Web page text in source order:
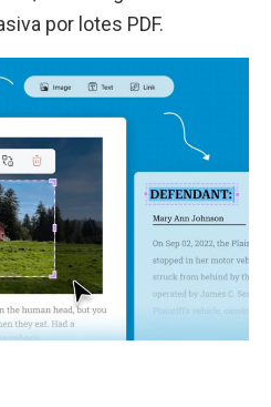
por lotes PDF.